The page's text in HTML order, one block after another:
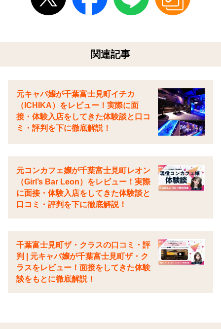
関連記事
元キャバ嬢が千葉富士見町イチカ
（ICHIKA）をレビュー！実際に面
接・体験入店をしてきた体験談と口コ
ミ・評判を下に徹底解説！
元コンカフェ嬢が千葉富士見町レオン
（Girl’s Bar Leon）をレビュー！実際
に面接・体験入店をしてきた体験談と
口コミ・評判を下に徹底解説！
千葉富士見町ザ・クラスの口コミ・評
判 | 元キャバ嬢が千葉富士見町ザ・ク
ラスをレビュー！面接をしてきた体験
談をもとに徹底解説！